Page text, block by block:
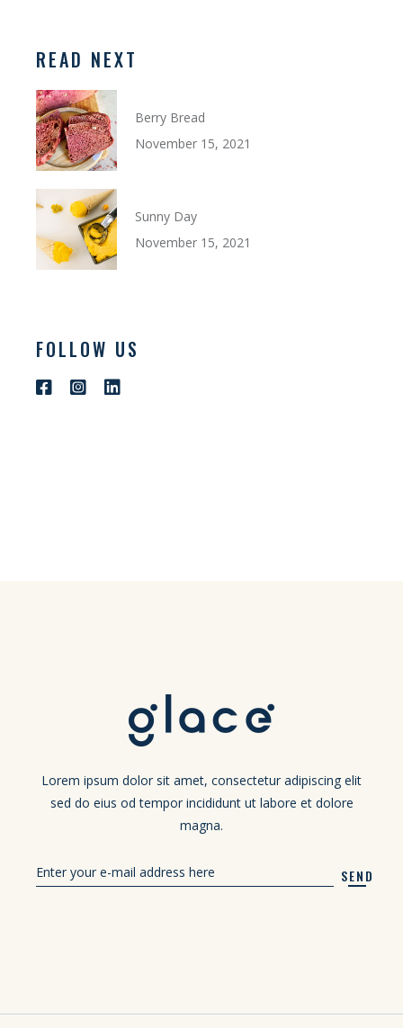
READ NEXT
Berry Bread
November 15, 2021
Sunny Day
November 15, 2021
FOLLOW US
Lorem ipsum dolor sit amet, consectetur adipiscing elit
sed do eius od tempor incididunt ut labore et dolore
magna.
SEND